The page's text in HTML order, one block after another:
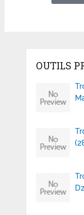
OUTILS